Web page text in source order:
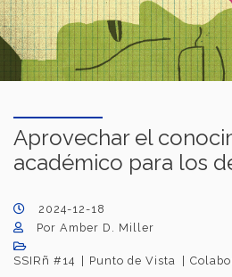
Aprovechar el
académico para los
2024-12-18
Por Amber D. Miller
SSIRñ #14 Punto de Vista